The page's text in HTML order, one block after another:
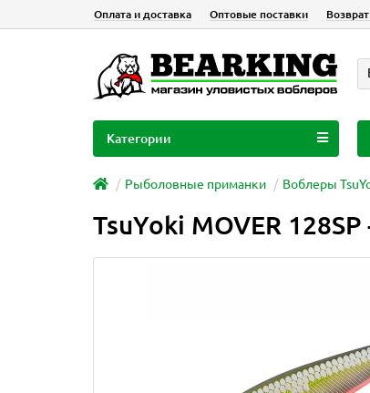
Оплата и доставка Оптовые поставки
Категории
Рыболовные приманки Воблеры
TsuYoki MOVER